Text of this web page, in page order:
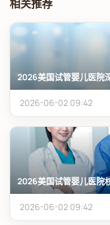
相关推荐
2026美国试管婴儿医院
2026-06-02 09:42
2026美国试管婴儿医院
2026-06-02 09:42